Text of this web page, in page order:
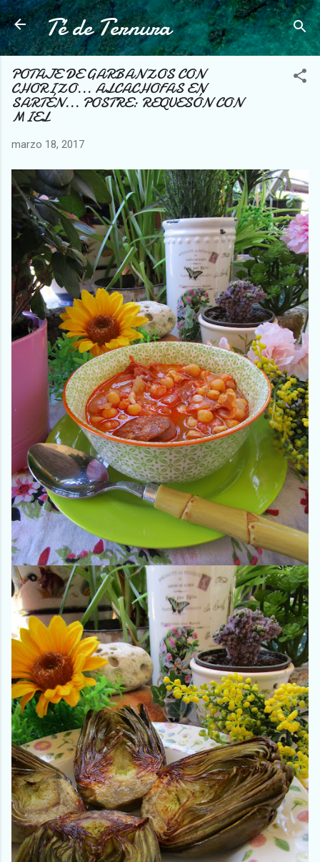
Ir al contenido principal
Té de Ternura
POTAJE DE GARBANZOS CON
CHORIZO... ALCACHOFAS EN
SARTÉN... POSTRE: REQUESÓN CON
MIEL
marzo 18, 2017